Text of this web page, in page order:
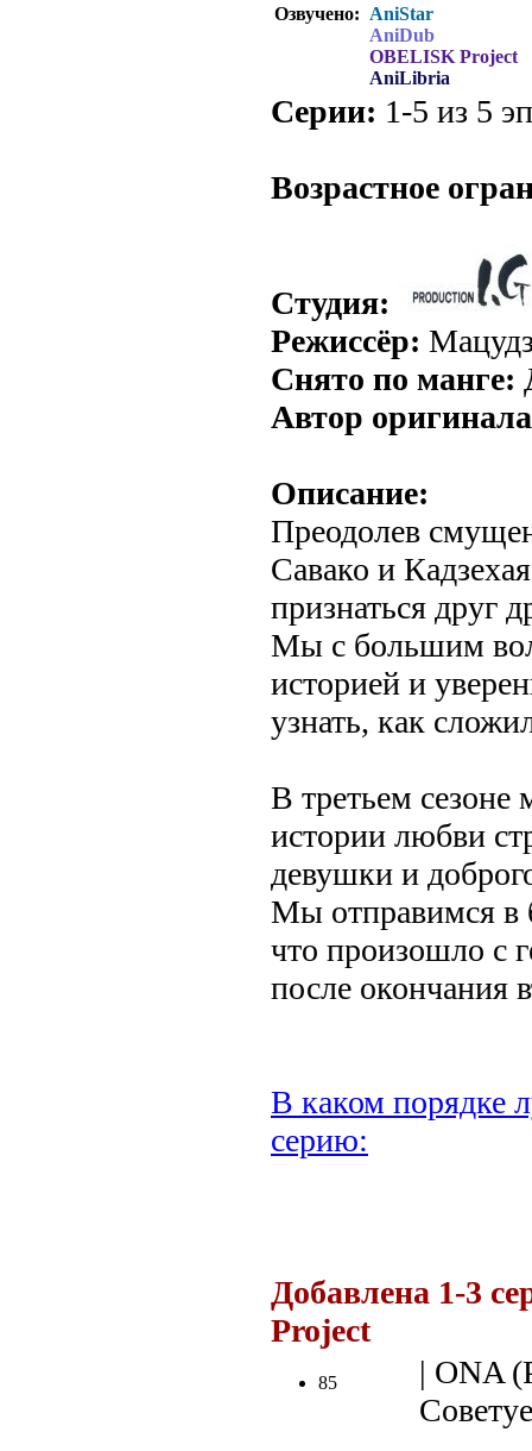
Озвучено: AniStar
AniDub
OBELISK Project
AniLibria
Серии: 1-5 из 5
Возрастное
Студия:
Режиссёр:
Снято по манге:
Автор
Описание:
Преодолев
Савако и
признаться друг
Мы с большим
историей и
узнать, как
В третьем
истории любви
девушки и
Мы отправимся в
что произошло с
после окончания
В каком порядке
серию:
Добавлена 1-3
Project
85
| ONA